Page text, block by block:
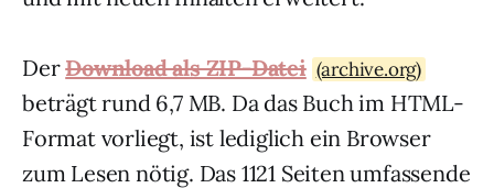
DerDownload als ZIP-Datei (archive.org)
beträgt rund 6,7 MB. Da das Buch im HTML-
Format vorliegt, ist lediglich ein Browser
zum Lesen nötig. Das 1121 Seiten umfassende